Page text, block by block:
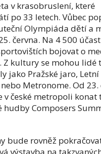
v krasobruslení, které
po 33 letech. Vůbec
Olympiáda dětí a
června. Na 4 500
bojovat o
Z kultury se mohou lidé
jako Pražské jaro, Letní
Metronome. Od 23.
v české metropoli konat
hudby Composers
bude rovněž
výstavba na